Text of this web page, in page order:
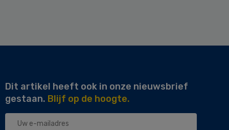
Dit artikel heeft ook in onze nieuwsbrief
gestaan. Blijf op de hoogte.
Uw